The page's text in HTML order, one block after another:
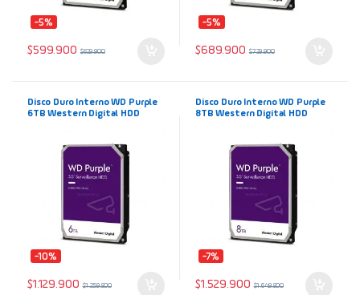
-5%
$599.900 $629.900
-5%
$689.900 $729.900
Disco Duro Interno WD Purple
6TB Western Digital HDD
-10%
$1.129.900 $1.259.900
Disco Duro Interno WD Purple
8TB Western Digital HDD
-7%
$1.529.900 $1.649.900